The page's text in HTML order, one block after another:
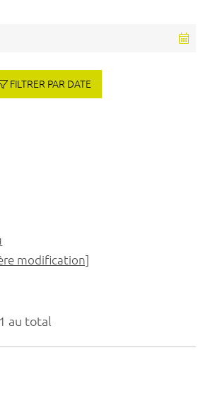
au total
FILTRER PAR DATE
modification]